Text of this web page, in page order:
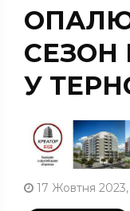
СЕЗОН
У
17 Жовтня 2023,